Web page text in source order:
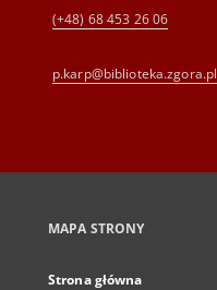
(+48) 68 453 26 06
p.karp@biblioteka.zgora.pl
MAPA STRONY
Strona główna